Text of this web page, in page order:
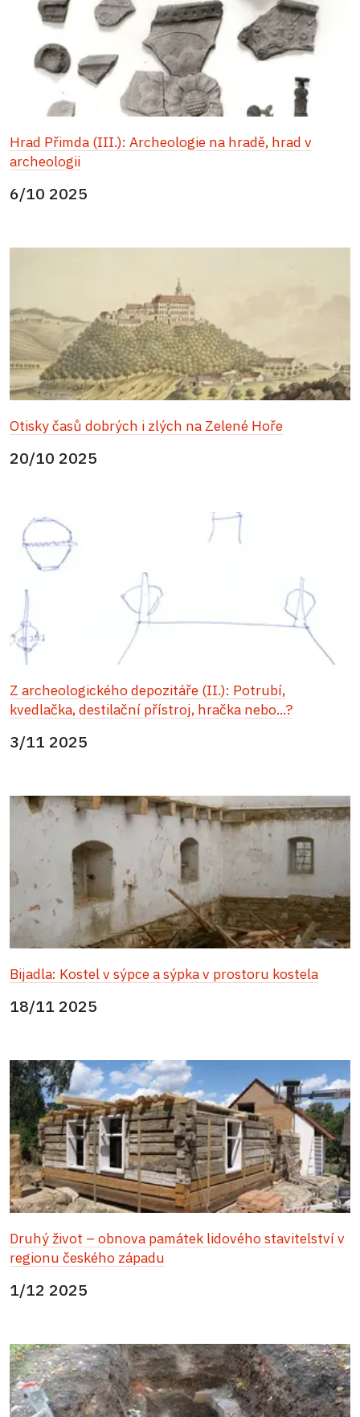
Hrad Přimda (III.): Archeologie na hradě, hrad v
archeologii
6/10 2025
Otisky časů dobrých i zlých na Zelené Hoře
20/10 2025
Z archeologického depozitáře (II.): Potrubí,
kvedlačka, destilační přístroj, hračka nebo...?
3/11 2025
Bijadla: Kostel v sýpce a sýpka v prostoru kostela
18/11 2025
Druhý život – obnova památek lidového stavitelství v
regionu českého západu
1/12 2025